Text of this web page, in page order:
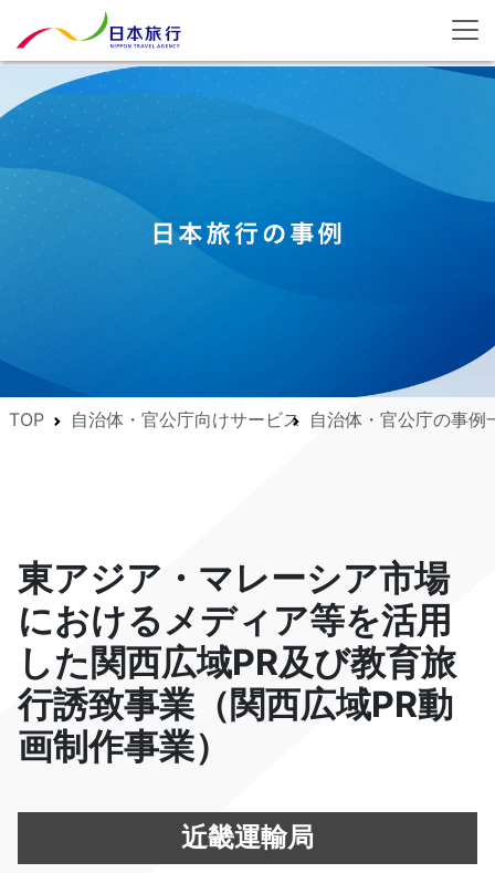
TOP 自治体・官公庁向けサービス 自治体・官公庁の事例
東アジア・マレーシア市場
におけるメディア等を活用
した関西広域PR及び教育旅
行誘致事業（関西広域PR動
画制作事業）
近畿運輸局